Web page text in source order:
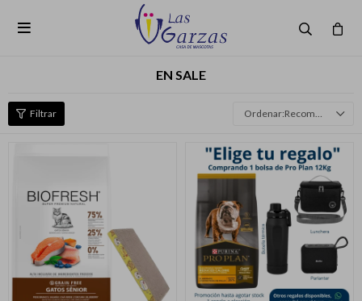

EN SALE
Recomendados